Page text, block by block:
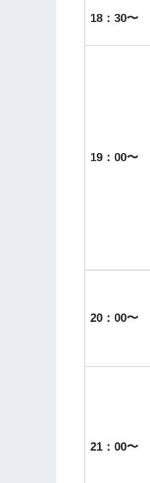
18：30〜
19：00〜
20：00〜
21：00〜